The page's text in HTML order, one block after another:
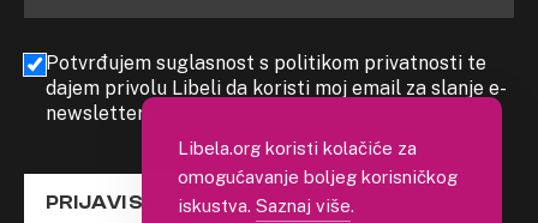
Potvrđujem suglasnost s politikom privatnosti te
dajem privolu Libeli da koristi moj email za slanje e-
newslettera
PRIJAVI SE
Libela.org koristi kolačiće za
omogućavanje boljeg korisničkog
iskustva. Saznaj više.